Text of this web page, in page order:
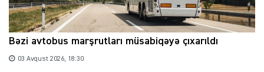
Bəzi avtobus marşrutları müsabiqəyə çıxarıldı
03 Avqust 2026, 18:30